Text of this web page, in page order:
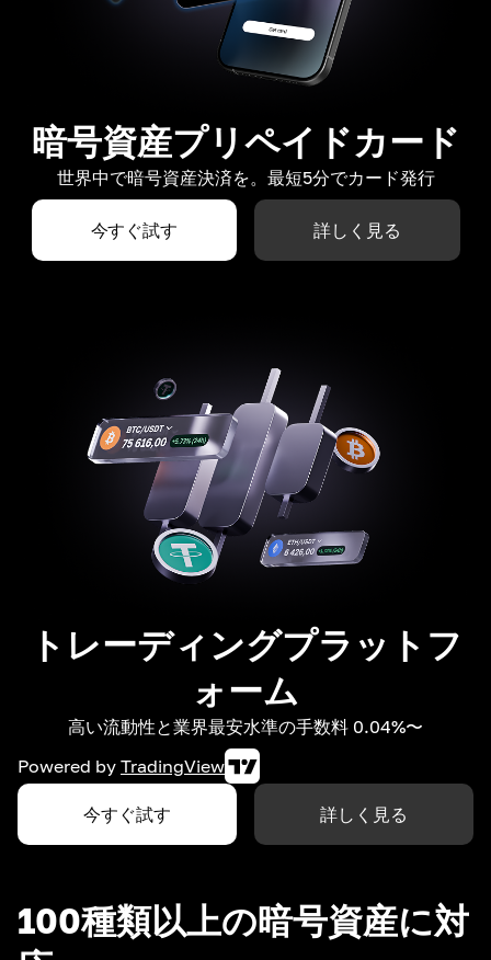
暗号資産プリペイドカード
世界中で暗号資産決済を。最短5分でカード発行
今すぐ試す 詳しく見る
トレーディングプラットフ
ォーム
高い流動性と業界最安水準の手数料 0.04%〜
Powered by TradingView
今すぐ試す 詳しく見る
100種類以上の暗号資産に対